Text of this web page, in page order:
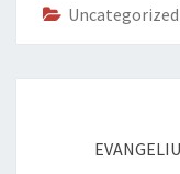
Uncategorized